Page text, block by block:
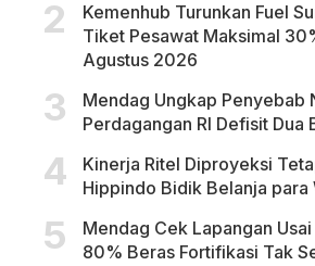
Kemenhub Turunkan Fuel
Tiket Pesawat Maksimal
Agustus 2026
Mendag Ungkap Penyebab
Perdagangan RI Defisit Dua
Kinerja Ritel Diproyeksi
Hippindo Bidik Belanja para
Mendag Cek Lapangan
80% Beras Fortifikasi Tak